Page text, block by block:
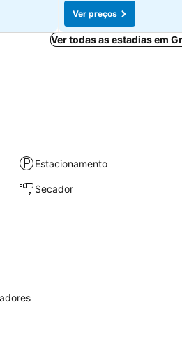
Ver preços
Ver todas as estadias em
Estacionamento
Secador